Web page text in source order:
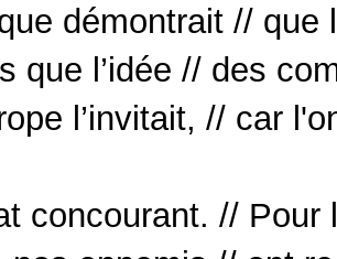
démontrait //
que l’idée // des
l’invitait, // car
concourant. // Pour